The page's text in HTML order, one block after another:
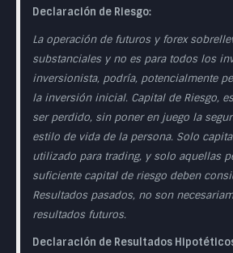
Declaración de Riesgo:
La operación de futuros y forex
substanciales y no es para todos los
inversionista, podría, potencialmente
la inversión inicial. Capital de Riesgo,
ser perdido, sin poner en juego la
estilo de vida de la persona. Solo
utilizado para trading, y solo aquellas
suficiente capital de riesgo deben
Resultados pasados, no son
resultados futuros.
Declaración de Resultados